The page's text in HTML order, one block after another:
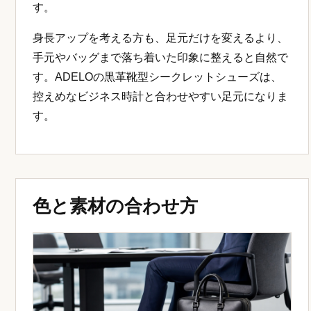
す。
身長アップを考える方も、足元だけを変えるより、
手元やバッグまで落ち着いた印象に整えると自然で
す。ADELOの黒革靴型シークレットシューズは、
控えめなビジネス時計と合わせやすい足元になりま
す。
色と素材の合わせ方